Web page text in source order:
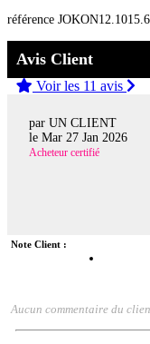
référence
Avis Client
Voir les 11 avis
par UN CLIENT
le Mar 27 Jan 2026
Acheteur certifié
Note Client :
Aucun commentaire du